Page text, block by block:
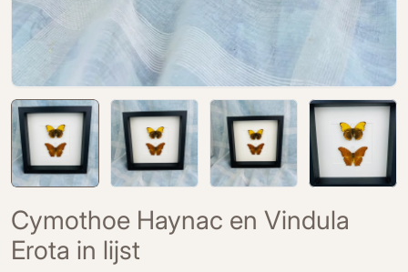
Cymothoe Haynac en Vindula
Erota in lijst